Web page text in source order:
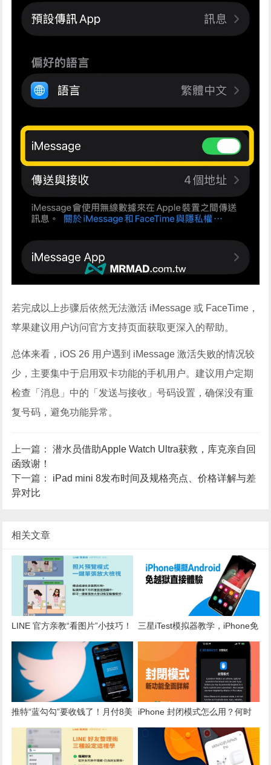
若完成以上步骤后依然无法激活 iMessage 或 FaceTime，
苹果建议用户访问官方支持页面获取更深入的帮助。
总体来看，iOS 26 用户遇到 iMessage 激活失败的情况较
少，主要集中于启用双卡功能的手机用户。建议用户定期
检查「消息」中的「发送与接收」号码设置，确保没有重
复号码，避免功能异常。
上一篇：潜水员借助Apple Watch Ultra获救，库克亲自回
函致谢！
下一篇： iPad mini 8发布时间及规格亮点、价格详解与差
异对比
相关文章
LINE 官方亲教“看图片”小技巧！
一键多张照片全放大
三星iTest模拟器教学，iPhone免
越狱就能体验Android系统
推特“蓝勾勾”要收钱了！月付8美
元享3大特权 首波这5国率先上
iPhone 封闭模式怎么用？何时
开？全面详解iOS 16安全设定与